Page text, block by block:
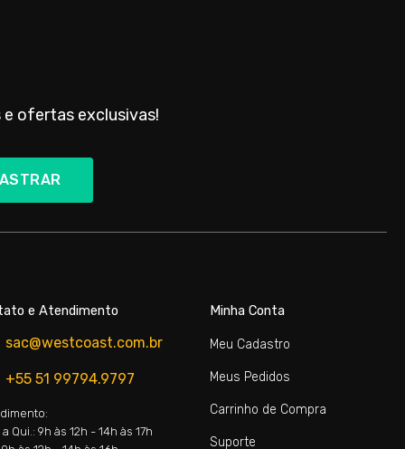
e ofertas exclusivas!
e Atendimento
sac@westcoast.com.br
+55 51 99794.9797
Qui.: 9h às 12h - 14h às 17h
Minha Conta
Meu Cadastro
Meus Pedidos
Carrinho de Compra
Suporte